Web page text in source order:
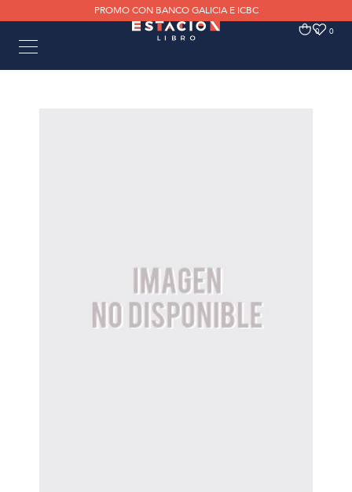
PROMO CON BANCO GALICIA E ICBC
0 0